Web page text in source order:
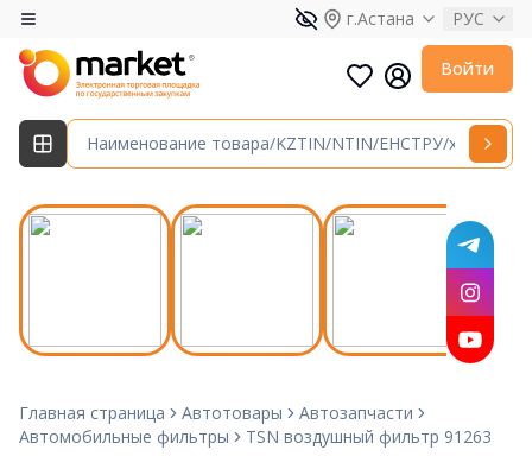
г.Астана РУС
Войти
Главная страница Автотовары
Автозапчасти
Автомобильные фильтры
TSN воздушный фильтр 91263